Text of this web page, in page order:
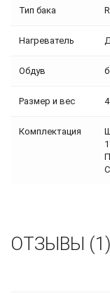
Тип бака
Нагреватель
Обдув
Размер и вес
Комплектация
ОТЗЫВЫ (1)